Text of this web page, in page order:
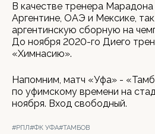
В качестве тренера
Аргентине, ОАЭ и Мексике,
аргентинскую сборную на
До ноября 2020-го Диего
«Химнасию».
Напомним, матч «Уфа» -
по уфимскому времени на
ноября. Вход свободный.
#РПЛ#ФК УФА#ТАМБОВ